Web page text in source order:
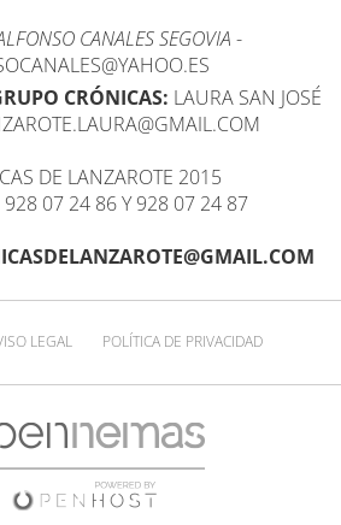
CANALES SEGOVIA -
CRÓNICAS: LAURA SAN JOSÉ
DE LANZAROTE 2015
928 07 24 86 Y 928 07 24 87
LEGAL POLÍTICA DE PRIVACIDAD